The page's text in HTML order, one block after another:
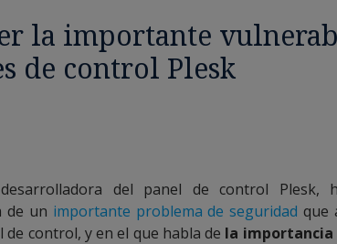
la importante
de control Plesk
del panel de control Plesk,
de un importante problema de seguridad que
de control, y en el que habla de la